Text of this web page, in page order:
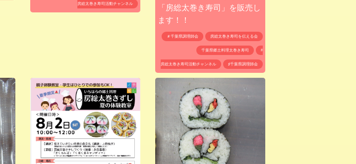
房総太巻き寿司活動チャンネル
「房総太巻き寿司」を販売し
ます！！
＃千葉県調理師会 房総太巻き寿司を伝える会
千葉県郷土料理太巻き寿司 #
房総太巻き寿司活動チャンネル ♯千葉県調理師会